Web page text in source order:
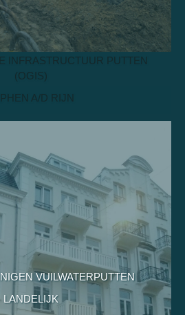
INFRASTRUCTUUR PUTTEN
(OGIS)
A/D RIJN
VUILWATERPUTTEN
LANDELIJK